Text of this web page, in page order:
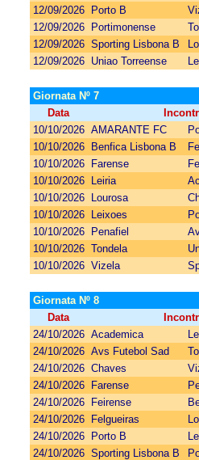
12/09/2026
Porto B
12/09/2026
Portimonense
12/09/2026 Sporting Lisbona B
12/09/2026
Uniao Torreense
Giornata Nº 7
Data
10/10/2026 AMARANTE FC
10/10/2026
Benfica Lisbona B
10/10/2026
Farense
10/10/2026
Leiria
10/10/2026
Lourosa
10/10/2026
Leixoes
10/10/2026
Penafiel
10/10/2026 Tondela
10/10/2026 Vizela
Giornata Nº 8
Data
24/10/2026 Academica
24/10/2026 Avs Futebol Sad
24/10/2026 Chaves
24/10/2026
Farense
24/10/2026
Feirense
24/10/2026
Felgueiras
24/10/2026
Porto B
24/10/2026 Sporting Lisbona B